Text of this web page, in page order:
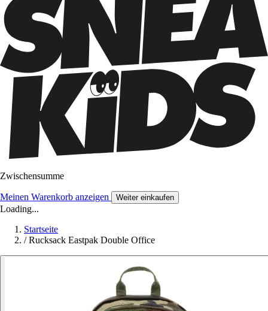
Zwischensumme
Meinen Warenkorb anzeigen Weiter einkaufen
Loading...
Startseite
/ Rucksack Eastpak Double Office